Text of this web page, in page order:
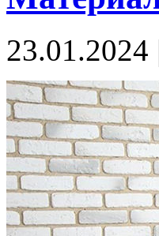
23.01.2024